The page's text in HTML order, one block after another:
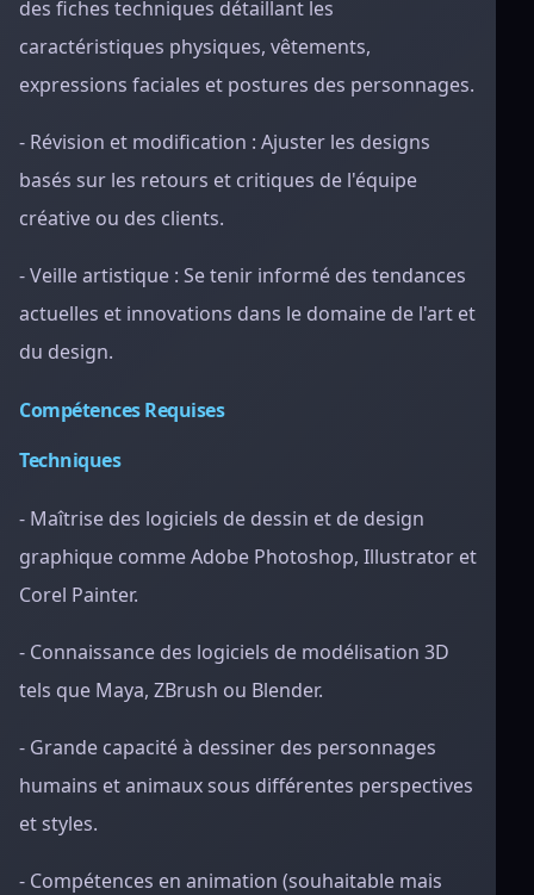
des fiches techniques détaillant les
caractéristiques physiques, vêtements,
expressions faciales et postures des personnages.
- Révision et modification : Ajuster les designs
basés sur les retours et critiques de l'équipe
créative ou des clients.
- Veille artistique : Se tenir informé des tendances
actuelles et innovations dans le domaine de l'art et
du design.
Compétences Requises
Techniques
- Maîtrise des logiciels de dessin et de design
graphique comme Adobe Photoshop, Illustrator et
Corel Painter.
- Connaissance des logiciels de modélisation 3D
tels que Maya, ZBrush ou Blender.
- Grande capacité à dessiner des personnages
humains et animaux sous différentes perspectives
et styles.
- Compétences en animation (souhaitable mais